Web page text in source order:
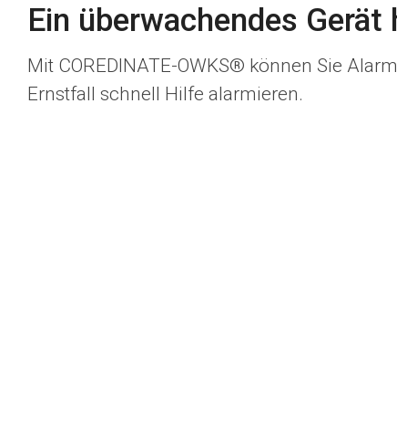
Ein überwachendes
Mit COREDINATE-OWKS® können Sie
Ernstfall schnell Hilfe alarmieren.